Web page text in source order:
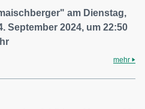
am Dienstag,
September 2024, um 22:50
mehr